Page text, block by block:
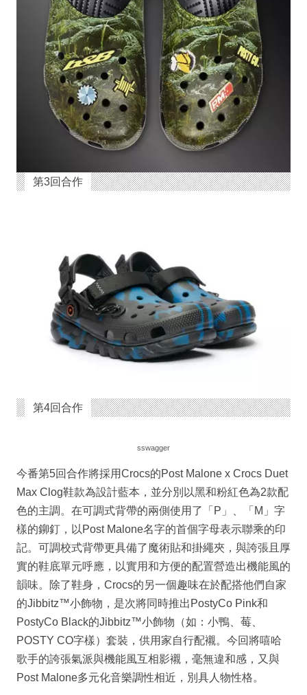
第3回合作
第4回合作
sswagger
今番第5回合作將採用Crocs的Post Malone x Crocs Duet
Max Clog鞋款為設計藍本，並分別以黑和粉紅色為2款配
色的主調。在可調式背帶的兩側使用了「P」、「M」字
樣的鉚釘，以Post Malone名字的首個字母表示聯乘的印
記。可調校式背帶更具備了魔術貼和掛繩夾，與誇張且厚
實的鞋底單元呼應，以實用和方便的配置營造出機能風的
韻味。除了鞋身，Crocs的另一個趣味在於配搭他們自家
的Jibbitz™小飾物，是次將同時推出PostyCo Pink和
PostyCo Black的Jibbitz™小飾物（如：小鴨、莓、
POSTY CO字樣）套裝，供用家自行配襯。今回將嘻哈
歌手的誇張氣派與機能風互相影襯，毫無違和感，又與
Post Malone多元化音樂調性相近，別具人物性格。